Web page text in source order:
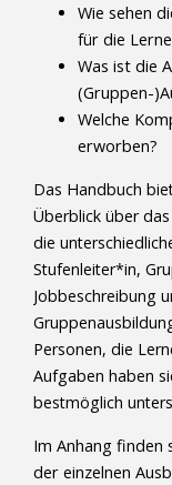
Wie sehen
für die
Was ist die
(Gruppen-
Welche
erworben?
Das Handbuch
Überblick über
die
Stufenleiter*in,
Jobbeschreibung
Personen, die
Aufgaben haben
bestmöglich
Im Anhang finden
der einzelnen